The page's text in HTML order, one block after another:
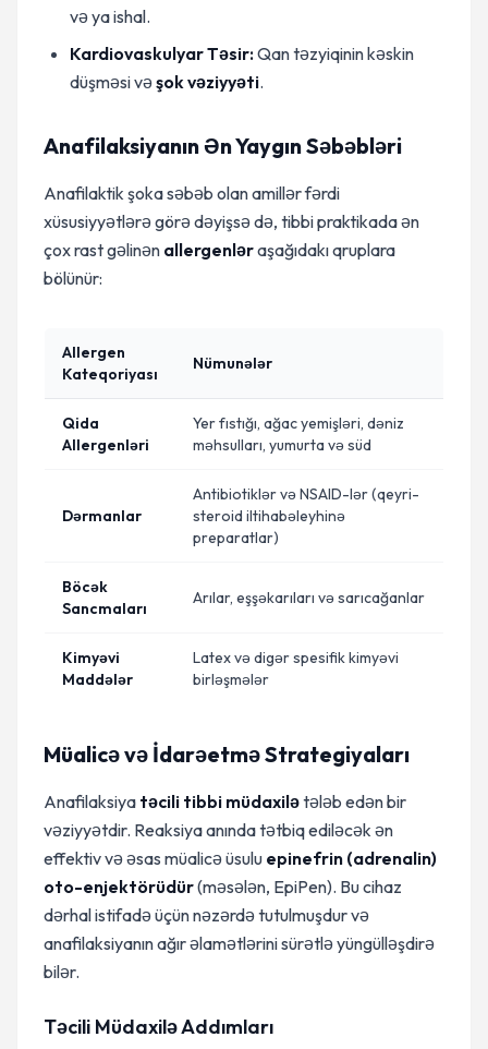
və ya ishal.
Kardiovaskulyar Təsir:Qan təzyiqinin kəskin
düşməsi vəşok vəziyyəti.
Anafilaksiyanın Ən Yaygın Səbəbləri
Anafilaktik şoka səbəb olan amillər fərdi
xüsusiyyətlərə görə dəyişsə də, tibbi praktikada ən
çox rast gəlinən allergenləraşağıdakı qruplara
bölünür:
Allergen
Kateqoriyası
Nümunələr
Qida
Allergenləri
Yer fıstığı, ağac yemişləri, dəniz
məhsulları, yumurta və süd
Dərmanlar
Antibiotiklər və NSAID-lər (qeyri-
steroid iltihabəleyhinə
preparatlar)
Böcək
Sancmaları
Arılar, eşşəkarıları və sarıcağanlar
Kimyəvi
Maddələr
Latex və digər spesifik kimyəvi
birləşmələr
Müalicə və İdarəetmə Strategiyaları
Anafilaksiya təcili tibbi müdaxilətələb edən bir
vəziyyətdir. Reaksiya anında tətbiq ediləcək ən
effektiv və əsas müalicə üsulu epinefrin (adrenalin)
oto-enjektörüdür(məsələn, EpiPen). Bu cihaz
dərhal istifadə üçün nəzərdə tutulmuşdur və
anafilaksiyanın ağır əlamətlərini sürətlə yüngülləşdirə
bilər.
Təcili Müdaxilə Addımları